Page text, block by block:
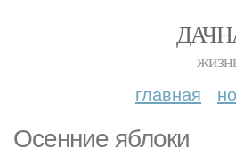
главная
Осенние яблоки